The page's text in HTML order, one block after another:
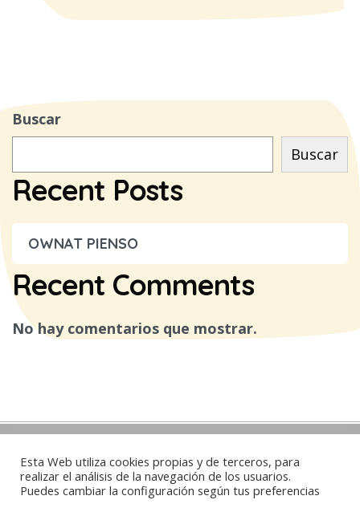
Buscar
Buscar
Recent Posts
OWNAT PIENSO
Recent Comments
No hay comentarios que mostrar.
Contacto
Whatsapp: 625100272/679736373
Esta Web utiliza cookies propias y de terceros, para
realizar el análisis de la navegación de los usuarios.
Puedes cambiar la configuración según tus preferencias